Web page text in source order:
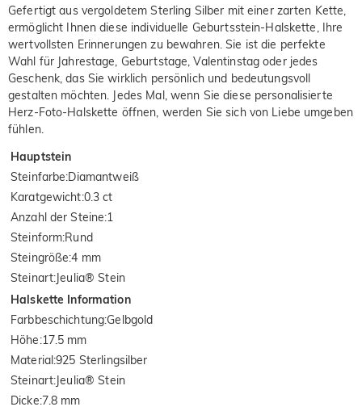
Gefertigt aus vergoldetem Sterling Silber mit einer zarten Kette,
ermöglicht Ihnen diese individuelle Geburtsstein-Halskette, Ihre
wertvollsten Erinnerungen zu bewahren. Sie ist die perfekte
Wahl für Jahrestage, Geburtstage, Valentinstag oder jedes
Geschenk, das Sie wirklich persönlich und bedeutungsvoll
gestalten möchten. Jedes Mal, wenn Sie diese personalisierte
Herz-Foto-Halskette öffnen, werden Sie sich von Liebe umgeben
fühlen.
Hauptstein
Steinfarbe:Diamantweiß
Karatgewicht:0.3 ct
Anzahl der Steine:1
Steinform:Rund
Steingröße:4 mm
Steinart:Jeulia® Stein
Halskette Information
Farbbeschichtung:Gelbgold
Höhe:17.5 mm
Material:925 Sterlingsilber
Steinart:Jeulia® Stein
Dicke:7.8 mm